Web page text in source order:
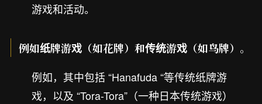
游戏和活动。
例如纸牌游戏（如花牌）和传统游戏（如鸟牌）。
例如，其中包括 “Hanafuda “等传统纸牌游
戏，以及 “Tora-Tora”（一种日本传统游戏）